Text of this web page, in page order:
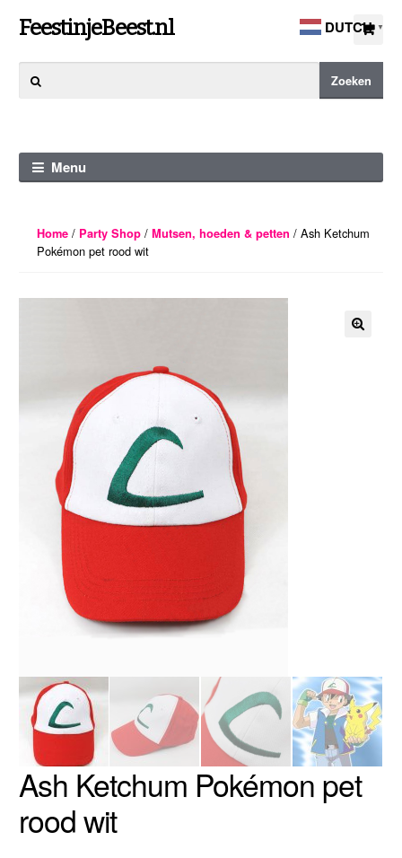
Ga
naar
navigatie
Ga
naar
de
FeestinjeBeest.nl
naar:
Zoeken
Menu
Home/ Party Shop/ Mutsen, hoeden & petten / Ash Ketchum
Pokémon pet rood wit
Ash Ketchum Pokémon pet
rood wit
DUTCH ▼